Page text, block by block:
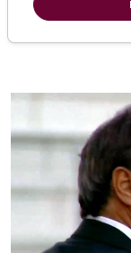
sabato 07 novembre